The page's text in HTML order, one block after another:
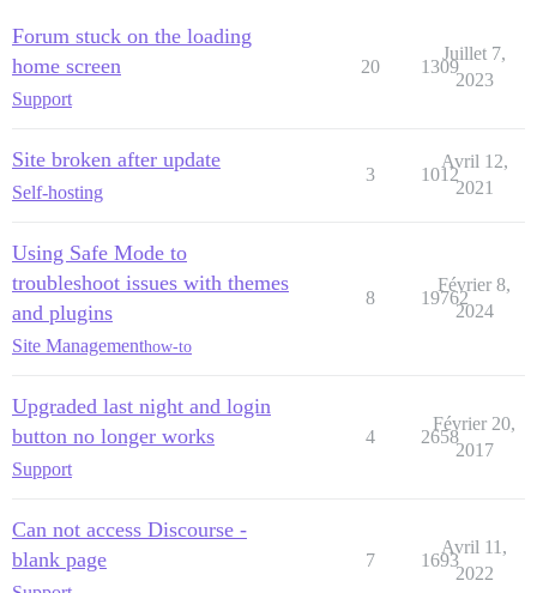
Forum stuck on the loading
home screen
Support
20 1309
Juillet 7,
2023
Site broken after update
Self-hosting
3 1012
Avril 12,
2021
Using Safe Mode to
troubleshoot issues with themes
and plugins
Site Managementhow-to
8 19762
Février 8,
2024
Upgraded last night and login
button no longer works
Support
4 2658
Février 20,
2017
Can not access Discourse -
blank page
7 1693
Avril 11,
2022